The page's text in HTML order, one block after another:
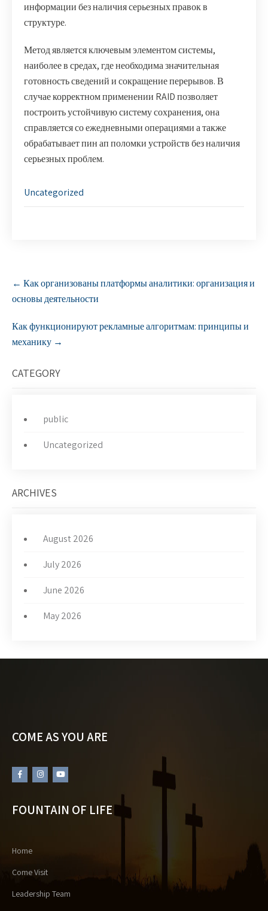
информации без наличия серьезных правок в
структуре.
Метод является ключевым элементом системы,
наиболее в средах, где необходима значительная
готовность сведений и сокращение перерывов. В
случае корректном применении RAID позволяет
построить устойчивую систему сохранения, она
справляется со ежедневными операциями а также
обрабатывает пин ап поломки устройств без наличия
серьезных проблем.
Uncategorized
o
s
n
a
i
g
← Как организованы платформы аналитики: организация и
основы деятельности
Как функционируют рекламные алгоритмам: принципы и
механику →
CATEGORY
public
Uncategorized
ARCHIVES
August 2026
July 2026
June 2026
May 2026
COME AS YOU ARE
FOUNTAIN OF LIFE
Home
Come Visit
Leadership Team